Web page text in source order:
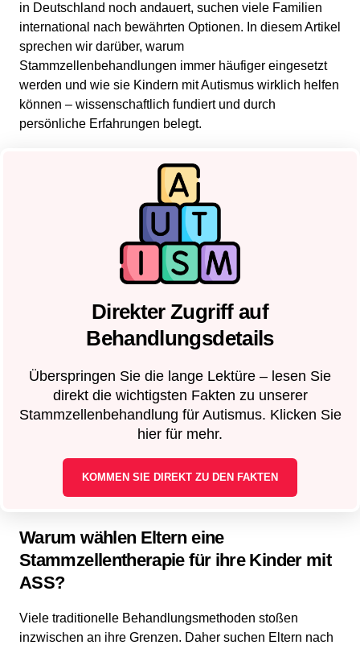
in Deutschland noch andauert, suchen viele Familien
international nach bewährten Optionen. In diesem Artikel
sprechen wir darüber, warum
Stammzellenbehandlungen immer häufiger eingesetzt
werden und wie sie Kindern mit Autismus wirklich helfen
können – wissenschaftlich fundiert und durch
persönliche Erfahrungen belegt.
Direkter Zugriff auf
Behandlungsdetails
Überspringen Sie die lange Lektüre – lesen Sie
direkt die wichtigsten Fakten zu unserer
Stammzellenbehandlung für Autismus. Klicken Sie
hier für mehr.
KOMMEN SIE DIREKT ZU DEN FAKTEN
Warum wählen Eltern eine
Stammzellentherapie für ihre Kinder mit
ASS?
Viele traditionelle Behandlungsmethoden stoßen
inzwischen an ihre Grenzen. Daher suchen Eltern nach